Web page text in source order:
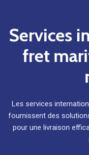
Services
fret
Les services
fournissent des
pour une livraison